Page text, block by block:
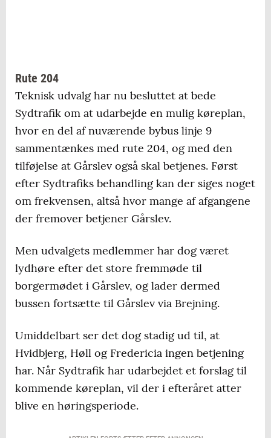
Rute 204
Teknisk udvalg har nu besluttet at bede
Sydtrafik om at udarbejde en mulig køreplan,
hvor en del af nuværende bybus linje 9
sammentænkes med rute 204, og med den
tilføjelse at Gårslev også skal betjenes. Først
efter Sydtrafiks behandling kan der siges noget
om frekvensen, altså hvor mange af afgangene
der fremover betjener Gårslev.
Men udvalgets medlemmer har dog været
lydhøre efter det store fremmøde til
borgermødet i Gårslev, og lader dermed
bussen fortsætte til Gårslev via Brejning.
Umiddelbart ser det dog stadig ud til, at
Hvidbjerg, Høll og Fredericia ingen betjening
har. Når Sydtrafik har udarbejdet et forslag til
kommende køreplan, vil der i efteråret atter
blive en høringsperiode.